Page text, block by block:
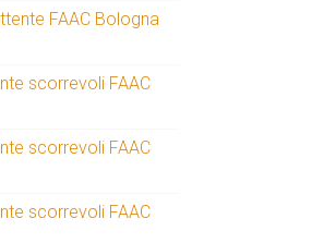
FAAC Bologna
scorrevoli FAAC
scorrevoli FAAC
scorrevoli FAAC